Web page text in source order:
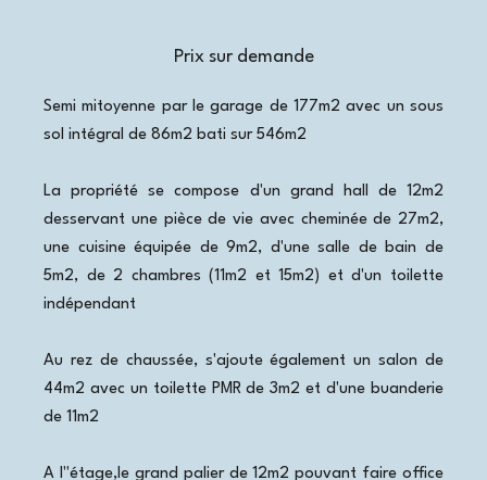
Prix sur demande
Semi mitoyenne par le garage de 177m2 avec un sous
sol intégral de 86m2 bati sur 546m2
La propriété se compose d'un grand hall de 12m2
desservant une pièce de vie avec cheminée de 27m2,
une cuisine équipée de 9m2, d'une salle de bain de
5m2, de 2 chambres (11m2 et 15m2) et d'un toilette
indépendant
Au rez de chaussée, s'ajoute également un salon de
44m2 avec un toilette PMR de 3m2 et d'une buanderie
de 11m2
A l"étage,le grand palier de 12m2 pouvant faire office